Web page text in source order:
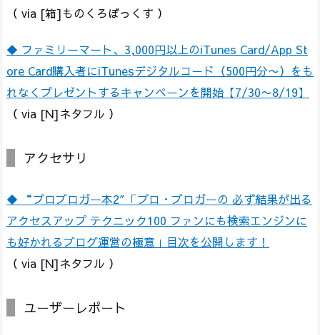
（ via [箱]ものくろぼっくす ）
◆ ファミリーマート、3,000円以上のiTunes Card/App St
ore Card購入者にiTunesデジタルコード（500円分〜）をも
れなくプレゼントするキャンペーンを開始【7/30〜8/19】
（ via [N]ネタフル ）
アクセサリ
◆ “プロブロガー本2″「プロ・ブロガーの 必ず結果が出る
アクセスアップ テクニック100 ファンにも検索エンジンに
も好かれるブログ運営の極意」目次を公開します！
（ via [N]ネタフル ）
ユーザーレポート